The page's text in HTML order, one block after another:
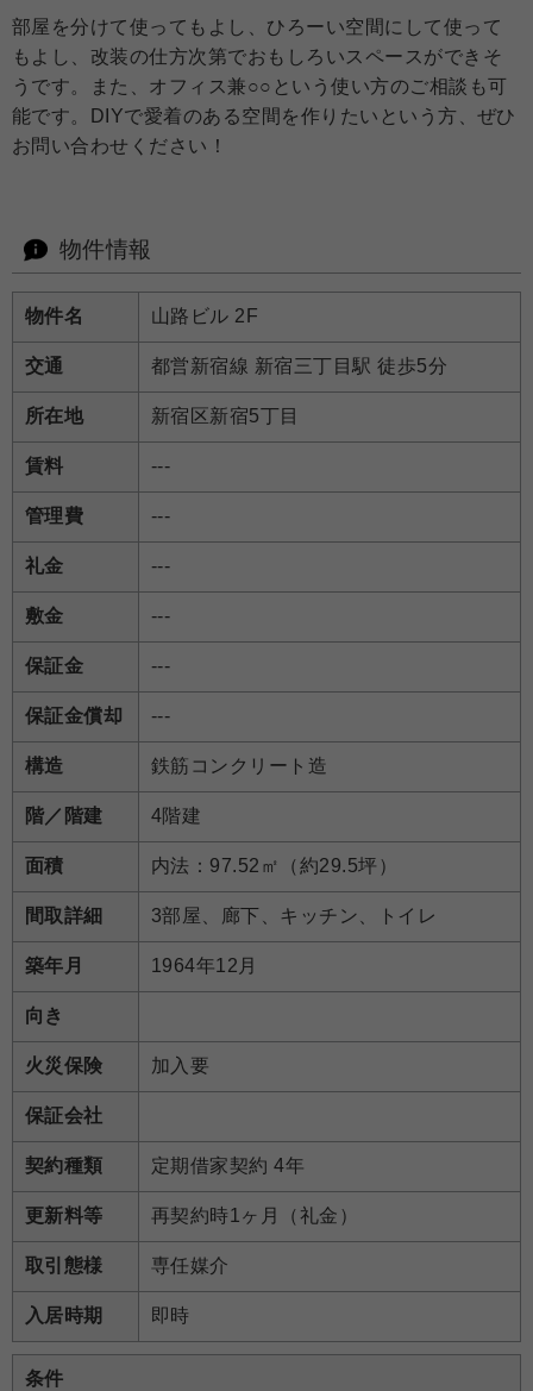
部屋を分けて使ってもよし、ひろーい空間にして使って
もよし、改装の仕方次第でおもしろいスペースができそ
うです。また、オフィス兼○○という使い方のご相談も可
能です。DIYで愛着のある空間を作りたいという方、ぜひ
お問い合わせください！
物件情報
物件名 山路ビル 2F
交通 都営新宿線 新宿三丁目駅 徒歩5分
所在地 新宿区新宿5丁目
賃料 ---
管理費 ---
礼金 ---
敷金 ---
保証金 ---
保証金償却 ---
構造 鉄筋コンクリート造
階／階建 4階建
面積 内法：97.52㎡（約29.5坪）
間取詳細 3部屋、廊下、キッチン、トイレ
築年月 1964年12月
向き
火災保険 加入要
保証会社
契約種類 定期借家契約 4年
更新料等 再契約時1ヶ月（礼金）
取引態様 専任媒介
入居時期 即時
条件